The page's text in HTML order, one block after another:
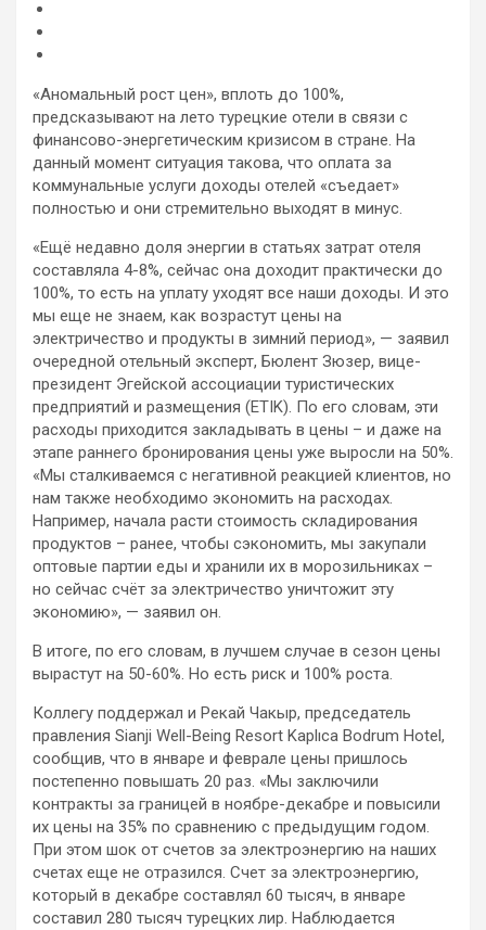
«Аномальный рост цен», вплоть до 100%,
предсказывают на лето турецкие отели в связи с
финансово-энергетическим кризисом в стране. На
данный момент ситуация такова, что оплата за
коммунальные услуги доходы отелей «съедает»
полностью и они стремительно выходят в минус.
«Ещё недавно доля энергии в статьях затрат отеля
составляла 4-8%, сейчас она доходит практически до
100%, то есть на уплату уходят все наши доходы. И это
мы еще не знаем, как возрастут цены на
электричество и продукты в зимний период», — заявил
очередной отельный эксперт, Бюлент Зюзер, вице-
президент Эгейской ассоциации туристических
предприятий и размещения (ETIK). По его словам, эти
расходы приходится закладывать в цены – и даже на
этапе раннего бронирования цены уже выросли на 50%.
«Мы сталкиваемся с негативной реакцией клиентов, но
нам также необходимо экономить на расходах.
Например, начала расти стоимость складирования
продуктов – ранее, чтобы сэкономить, мы закупали
оптовые партии еды и хранили их в морозильниках –
но сейчас счёт за электричество уничтожит эту
экономию», — заявил он.
В итоге, по его словам, в лучшем случае в сезон цены
вырастут на 50-60%. Но есть риск и 100% роста.
Коллегу поддержал и Рекай Чакыр, председатель
правления Sianji Well-Being Resort Kaplıca Bodrum Hotel,
сообщив, что в январе и феврале цены пришлось
постепенно повышать 20 раз. «Мы заключили
контракты за границей в ноябре-декабре и повысили
их цены на 35% по сравнению с предыдущим годом.
При этом шок от счетов за электроэнергию на наших
счетах еще не отразился. Счет за электроэнергию,
который в декабре составлял 60 тысяч, в январе
составил 280 тысяч турецких лир. Наблюдается